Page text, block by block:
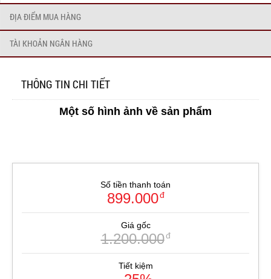
ĐỊA ĐIỂM MUA HÀNG
TÀI KHOẢN NGÂN HÀNG
THÔNG TIN CHI TIẾT
Một số hình ảnh về sản phẩm
Số tiền thanh toán
899.000đ
Giá gốc
1.200.000đ
Tiết kiệm